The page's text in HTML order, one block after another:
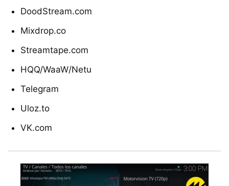
DoodStream.com
Mixdrop.co
Streamtape.com
HQQ/WaaW/Netu
Telegram
Uloz.to
VK.com